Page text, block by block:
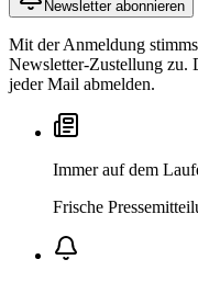
Newsletter abonnieren
Mit der Anmeldung
Newsletter-Zustellung zu.
jeder Mail abmelden.
Immer auf dem
Frische